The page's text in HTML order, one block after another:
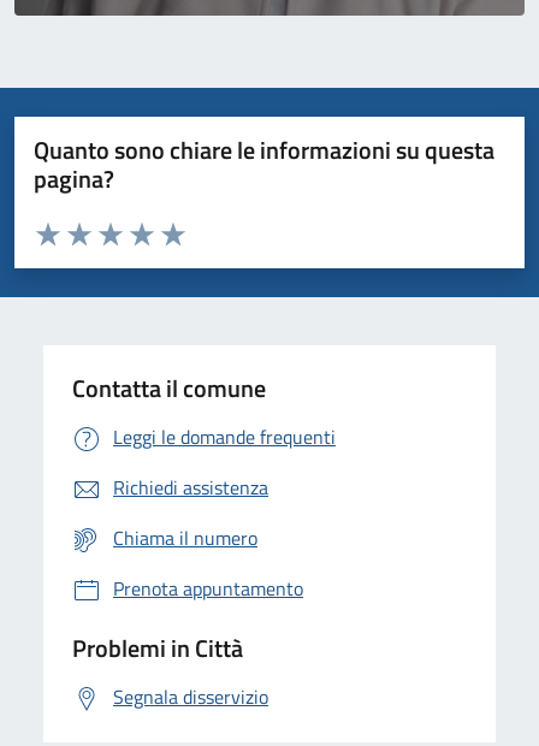
Quanto sono chiare le informazioni su questa
pagina?
Domanda
Valuta da 1 a 5 stelle la pagina
Valuta 5 stelle su 5
Valuta 4 stelle su 5
Valuta 3 stelle su 5
Valuta 2 stelle su 5
Valuta 1 stelle su 5
Contatta il comune
Leggi le domande frequenti
Richiedi assistenza
Chiama il numero
Prenota appuntamento
Problemi in Città
Segnala disservizio